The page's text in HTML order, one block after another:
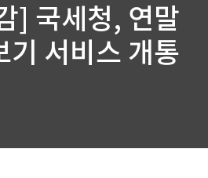
] 국세청, 연말
기 서비스 개통